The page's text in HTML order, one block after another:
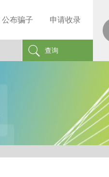
公布骗子 申请收录
查询